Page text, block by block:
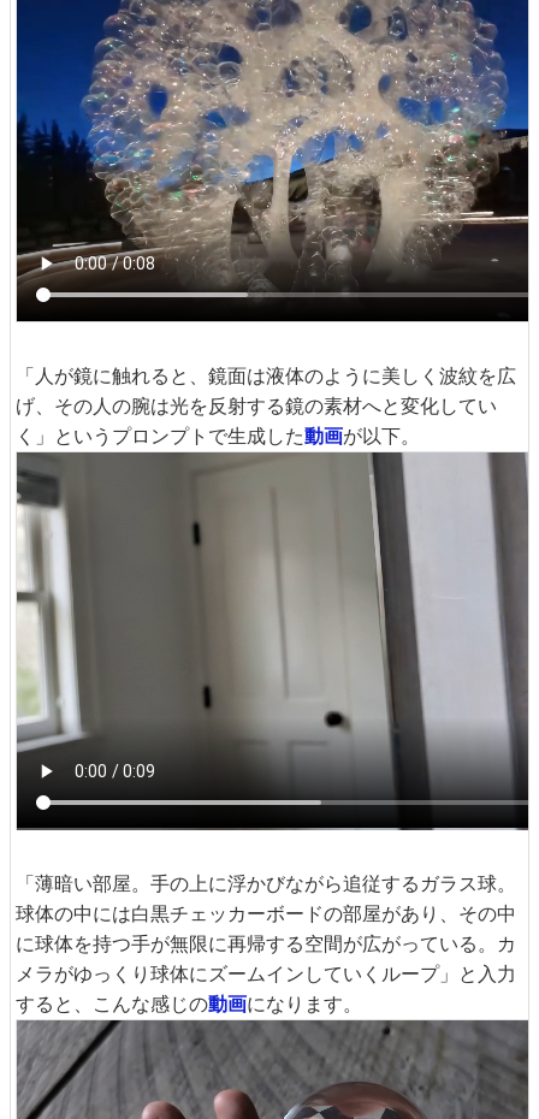
「人が鏡に触れると、鏡面は液体のように美しく波紋を広
げ、その人の腕は光を反射する鏡の素材へと変化してい
く」というプロンプトで生成した動画が以下。
「薄暗い部屋。手の上に浮かびながら追従するガラス球。
球体の中には白黒チェッカーボードの部屋があり、その中
に球体を持つ手が無限に再帰する空間が広がっている。カ
メラがゆっくり球体にズームインしていくループ」と入力
すると、こんな感じの動画になります。